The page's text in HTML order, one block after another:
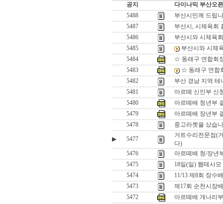
공지
다이나믹 부산오
5488
부산시민께 드립
5487
부산시, 시체육회
5486
부산시와 시체육
5485
부산시와 시체
5484
☆ 동래구 연합회
5483
☆ 동래구 연합
5482
부산 경남 지역
5481
아르떼 신인부 신
5480
아르떼배 청년부
5479
아르떼배 장년부
5478
중고라켓을 샀습
▶ 5477
거트수리전문점(
다)
5476
아르떼배 청/장년
5475
18일(일) 웹테사
5474
11/13 제8회 장수
5473
제17회 순천시장
5472
아르떼배 개나리